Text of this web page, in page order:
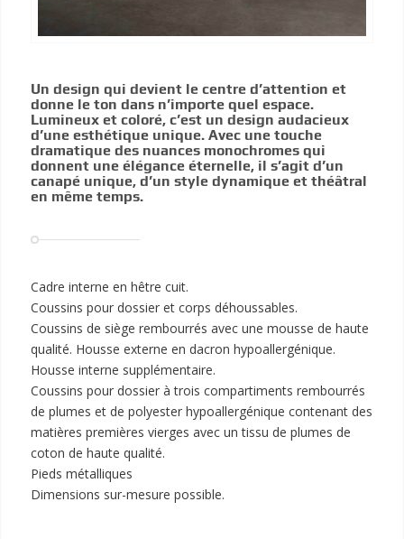
Un design qui devient le centre d’attention et
donne le ton dans n’importe quel espace.
Lumineux et coloré, c’est un design audacieux
d’une esthétique unique. Avec une touche
dramatique des nuances monochromes qui
donnent une élégance éternelle, il s’agit d’un
canapé unique, d’un style dynamique et théâtral
en même temps.
Cadre interne en hêtre cuit.
Coussins pour dossier et corps déhoussables.
Coussins de siège rembourrés avec une mousse de haute
qualité. Housse externe en dacron hypoallergénique.
Housse interne supplémentaire.
Coussins pour dossier à trois compartiments rembourrés
de plumes et de polyester hypoallergénique contenant des
matières premières vierges avec un tissu de plumes de
coton de haute qualité.
Pieds métalliques
Dimensions sur-mesure possible.